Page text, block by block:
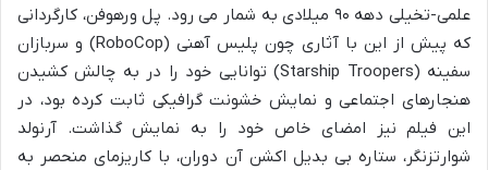
علمی-تخیلی دهه ۹۰ میلادی به شمار می رود. پل ورهوفن، کارگردانی
که پیش از این با آثاری چون پلیس آهنی (RoboCop) و سربازان
سفینه (Starship Troopers) توانایی خود را در به چالش کشیدن
هنجارهای اجتماعی و نمایش خشونت گرافیکی ثابت کرده بود، در
این فیلم نیز امضای خاص خود را به نمایش گذاشت. آرنولد
شوارتزنگر، ستاره بی بدیل اکشن آن دوران، با کاریزمای منحصر به